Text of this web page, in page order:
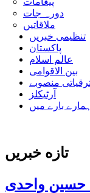
دورہ جات
ملاقاتیں
تنظیمی خبریں
پاکستان
عالم اسلام
بین الاقوامی
منصوبے
آرٹیکلز
ہمارے بارے میں
تازه خبریں
حسین واحدی